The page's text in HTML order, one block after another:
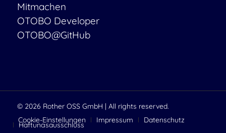
Mitmachen
OTOBO Developer
OTOBO@GitHub
© 2026 Rother OSS GmbH | All rights reserved.
Cookie-Einstellungen
Impressum Datenschutz
Haftungsausschluss